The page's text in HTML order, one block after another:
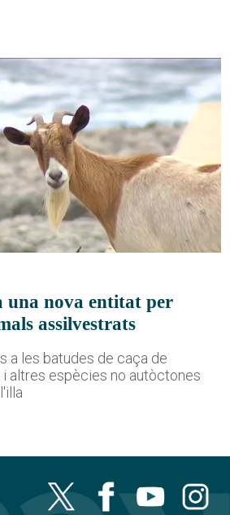
una nova entitat per
assilvestrats
a les batudes de caça de
i altres espècies no autòctones